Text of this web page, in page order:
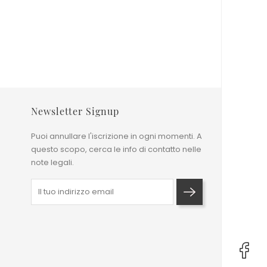
Newsletter Signup
Puoi annullare l'iscrizione in ogni momenti. A
questo scopo, cerca le info di contatto nelle
note legali.